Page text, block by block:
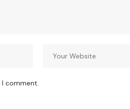
I comment.